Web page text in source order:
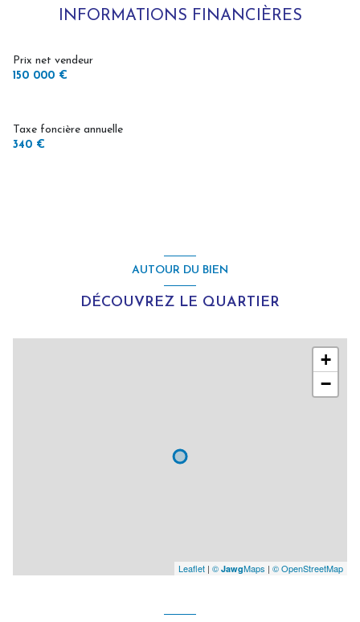
Chauffage individuel : radiateur (electrique)
1 niveau(x)
INFORMATIONS FINANCIÈRES
Prix net vendeur
150 000 €
Taxe foncière annuelle
340 €
AUTOUR DU BIEN
DÉCOUVREZ LE QUARTIER
+
−
Leaflet | © JawgMaps | © OpenStreetMap